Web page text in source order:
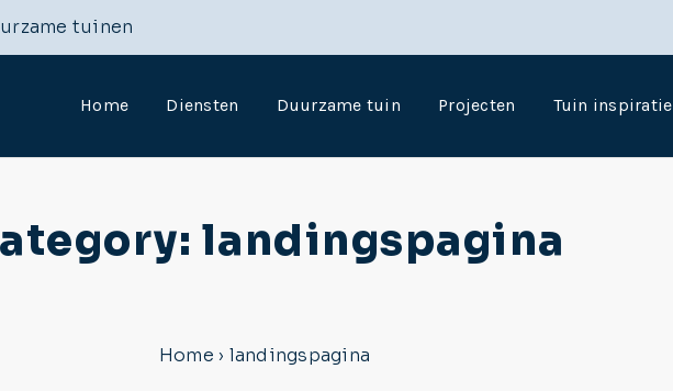
tuinen
Home Diensten Duurzame tuin Projecten Tuin inspiratie
landingspagina
Home › landingspagina